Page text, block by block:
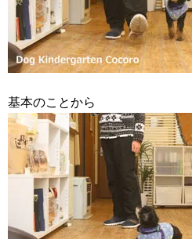
基本のことから